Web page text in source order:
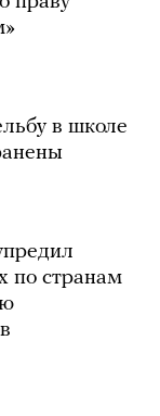
в школе
по странам